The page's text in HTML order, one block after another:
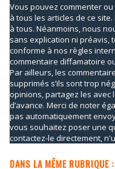
Vous pouvez commenter
à tous les articles de ce
à tous. Néanmoins, nous
sans explication ni préavis,
conforme à nos règles
commentaire diffamatoire
Par ailleurs, les
supprimés s’ils sont trop
opinions, partagez les avec
d’avance. Merci de noter
pas automatiquement
vous souhaitez poser une
contactez-le directement,
DANS LA MÊME RUBRIQUE :